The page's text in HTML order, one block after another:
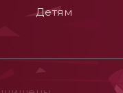
Детям